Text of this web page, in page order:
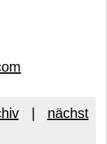
| nächst